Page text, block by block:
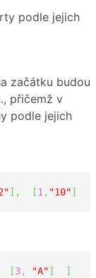
podle jejich
začátku budou
přičemž v
podle jejich
] , [1 , "10"] ]
[3, "A"] ]